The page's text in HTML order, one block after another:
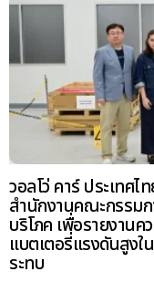
วอลโว่ คาร์ ประเทศ
สำนักงานคณะกรรม
บริโภค เพื่อรายงานค
แบตเตอรี่แรงดันสูง
ระทบ